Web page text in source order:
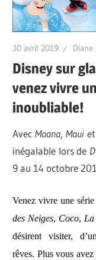
30 avril 2019 Diane
Disney sur
venez vivre
inoubliable!
AvecMoana,Maui
inégalable lors de
9 au 14 octobre
Venez vivre une
des Neiges, Coco,
désirent visiter,
rêves. Plus vous